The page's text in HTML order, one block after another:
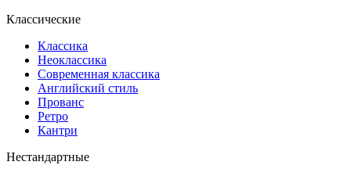
Классические
Классика
Неоклассика
Современная классика
Английский стиль
Прованс
Ретро
Кантри
Нестандартные